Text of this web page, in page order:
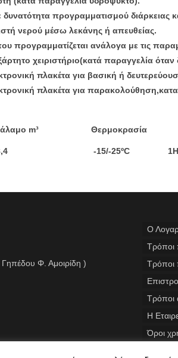
προγραμματισμού διάρκειας
νερού μέσω λεκάνης ή απευθείας.
προγραμματίζεται ανάλογα με τις
χειριστήριο(κατά παραγγελία όταν
πλακέτα για βασική ή
πλακέτα για
m³ Θερμοκρασία
3,4 -15/-
Φ. Αμοιρίδη )
Ο
Tρόποι
Τρόποι
Τρόποι
Η
Όροι